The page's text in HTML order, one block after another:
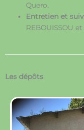
Quero.
Entretien et
REBOUISSOU
Les dépôts